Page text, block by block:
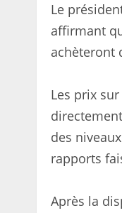
Le
affirmant
achèteront
Les prix
des
rapports
Après la